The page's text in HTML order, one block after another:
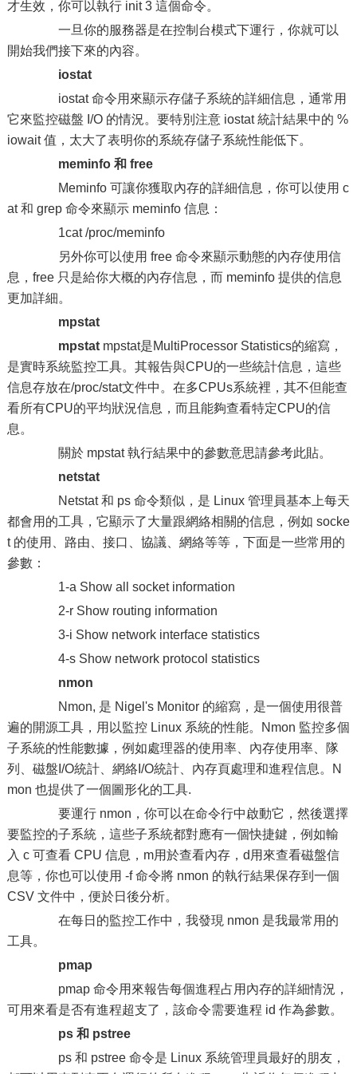
才生效，你可以執行 init 3 這個命令。
一旦你的服務器是在控制台模式下運行，你就可以
開始我們接下來的內容。
iostat
iostat 命令用來顯示存儲子系統的詳細信息，通常用
它來監控磁盤 I/O 的情況。要特別注意 iostat 統計結果中的 %
iowait 值，太大了表明你的系統存儲子系統性能低下。
meminfo 和 free
Meminfo 可讓你獲取內存的詳細信息，你可以使用 c
at 和 grep 命令來顯示 meminfo 信息：
1cat /proc/meminfo
另外你可以使用 free 命令來顯示動態的內存使用信
息，free 只是給你大概的內存信息，而 meminfo 提供的信息
更加詳細。
mpstat
mpstat mpstat是MultiProcessor Statistics的縮寫，
是實時系統監控工具。其報告與CPU的一些統計信息，這些
信息存放在/proc/stat文件中。在多CPUs系統裡，其不但能查
看所有CPU的平均狀況信息，而且能夠查看特定CPU的信
息。
關於 mpstat 執行結果中的參數意思請參考此貼。
netstat
Netstat 和 ps 命令類似，是 Linux 管理員基本上每天
都會用的工具，它顯示了大量跟網絡相關的信息，例如 socke
t 的使用、路由、接口、協議、網絡等等，下面是一些常用的
參數：
1-a Show all socket information
2-r Show routing information
3-i Show network interface statistics
4-s Show network protocol statistics
nmon
Nmon, 是 Nigel's Monitor 的縮寫，是一個使用很普
遍的開源工具，用以監控 Linux 系統的性能。Nmon 監控多個
子系統的性能數據，例如處理器的使用率、內存使用率、隊
列、磁盤I/O統計、網絡I/O統計、內存頁處理和進程信息。N
mon 也提供了一個圖形化的工具.
要運行 nmon，你可以在命令行中啟動它，然後選擇
要監控的子系統，這些子系統都對應有一個快捷鍵，例如輸
入 c 可查看 CPU 信息，m用於查看內存，d用來查看磁盤信
息等，你也可以使用 -f 命令將 nmon 的執行結果保存到一個
CSV 文件中，便於日後分析。
在每日的監控工作中，我發現 nmon 是我最常用的
工具。
pmap
pmap 命令用來報告每個進程占用內存的詳細情況，
可用來看是否有進程超支了，該命令需要進程 id 作為參數。
ps 和 pstree
ps 和 pstree 命令是 Linux 系統管理員最好的朋友，